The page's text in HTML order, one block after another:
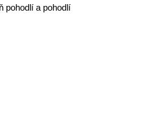
pohodlí a pohodlí